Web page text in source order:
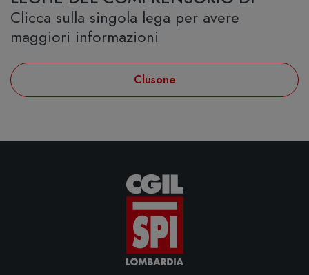
Clicca sulla singola lega per avere
maggiori informazioni
Clusone